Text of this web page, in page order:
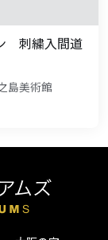
刺繍入間道
島美術館